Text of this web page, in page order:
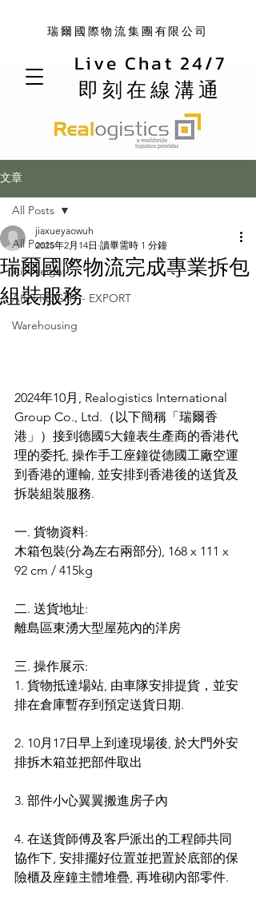
Live Chat 24/7
即刻在線溝通
瑞爾國際物流集團有限公司
文章
All Posts
Air Freight
AIR FREIGHT - EXPORT
Warehousing
All Posts
瑞爾國際物流完成專業拆包
組裝服務
jiaxueyaowuh
2025年2月14日 讀畢需時 1 分鐘
2024年10月, Realogistics International
Group Co., Ltd.（以下簡稱「瑞爾香
港」）接到德國5大鐘表生產商的香港代
理的委托, 操作手工座鐘從德國工廠空運
到香港的運輸, 並安排到香港後的送貨及
拆裝組裝服務.
一. 貨物資料:
木箱包裝(分為左右兩部分), 168 x 111 x
92 cm / 415kg
二. 送貨地址:
離島區東湧大型屋苑內的洋房
三. 操作展示:
1. 貨物抵達場站, 由車隊安排提貨，並安
排在倉庫暫存到預定送貨日期.
2. 10月17日早上到達現場後, 於大門外安
排拆木箱並把部件取出
3. 部件小心翼翼搬進房子內
4. 在送貨師傅及客戶派出的工程師共同
協作下, 安排擺好位置並把置於底部的保
險櫃及座鐘主體堆疊, 再堆砌內部零件.